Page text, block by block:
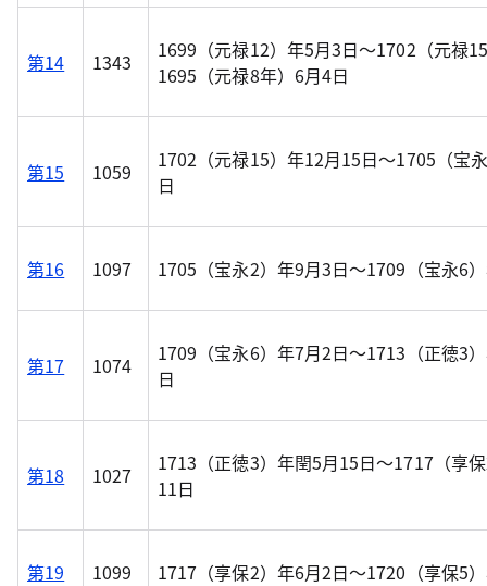
第14 1343
1699（元禄12）年5月3日～1702（元禄
1695（元禄8年）6月4日
第15 1059
1702（元禄15）年12月15日～1705（宝
日
第16 1097 1705（宝永2）年9月3日～1709（宝永6
第17 1074
1709（宝永6）年7月2日～1713（正徳3
日
第18 1027
1713（正徳3）年閏5月15日～1717（享
11日
第19 1099 1717（享保2）年6月2日～1720（享保5